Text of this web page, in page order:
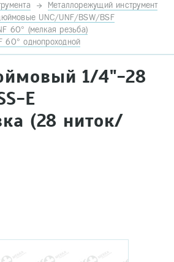
Металлорежущий инструмент
UNC/UNF/BSW/BSF
60° (мелкая резьба)
60° однопроходной
1/4"-28
E
(28 ниток/